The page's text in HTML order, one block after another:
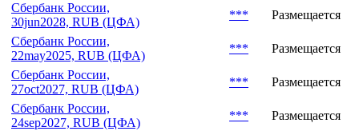
Сбербанк России,
30jun2028, RUB (ЦФА)
***
Размещается
Сбербанк России,
22may2025, RUB (ЦФА)
***
Размещается
Сбербанк России,
27oct2027, RUB (ЦФА)
***
Размещается
Сбербанк России,
24sep2027, RUB (ЦФА)
*** Размещается